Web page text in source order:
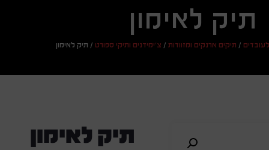
תיק לאימון
/ תיקים ארנקים ומזוודות / צ'ימידנים ותיקי ספורט / תיק לאימון
תיק לאימון